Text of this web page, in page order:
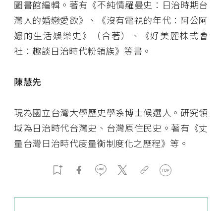
圖書館編輯。著有《不純情羅曼史：日治時期台
灣人的婚戀愛欲》、《沒有電視的年代：阿公阿
嬤的生活娛樂史》（合著）、《好美麗株式會
社：趣談日治時代粉領族》等書。
陳慧先
現為國立台灣大學歷史學系博士候選人。研究領
域為日治時代台灣史、台灣原住民史。著有《丈
量台灣――日治時代度量衡制度化之歷程》等。